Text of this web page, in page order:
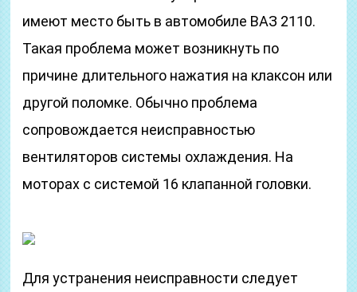
имеют место быть в автомобиле ВАЗ 2110.
Такая проблема может возникнуть по
причине длительного нажатия на клаксон или
другой поломке. Обычно проблема
сопровождается неисправностью
вентиляторов системы охлаждения. На
моторах с системой 16 клапанной головки.
Для устранения неисправности следует